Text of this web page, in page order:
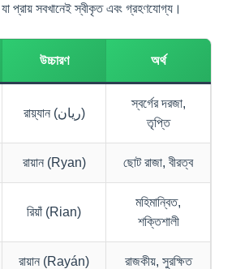
প্রায় সবখানেই স্বীকৃত এবং গ্রহণযোগ্য।
উচ্চারণ অর্থ
রায়্যান (ريان)
স্বর্গের দরজা,
তৃপ্তি
রায়ান (Ryan) ছোট রাজা, বীরত্ব
রিয়াঁ (Rian)
মহিমান্বিত,
শক্তিশালী
রায়ান (Rayán) রাজকীয়, সুরক্ষিত